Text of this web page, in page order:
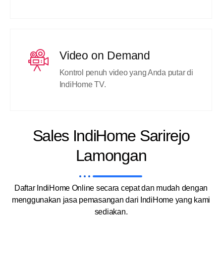
Video on Demand
Kontrol penuh video yang Anda putar di
IndiHome TV.
Sales IndiHome Sarirejo
Lamongan
Daftar IndiHome Online secara cepat dan mudah dengan
menggunakan jasa pemasangan dari IndiHome yang kami
sediakan.